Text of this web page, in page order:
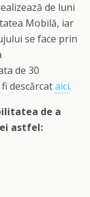
de luni
Mobilă, iar
se face prin
de 30
descărcataici.
de a
astfel: